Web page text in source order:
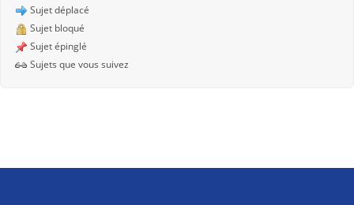
Sujet déplacé
Sujet bloqué
Sujet épinglé
Sujets que vous suivez